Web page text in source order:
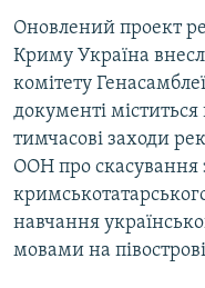
Оновлений проект
Криму Україна
комітету
документі
тимчасові заходи
ООН про скасування
навчання
мовами на